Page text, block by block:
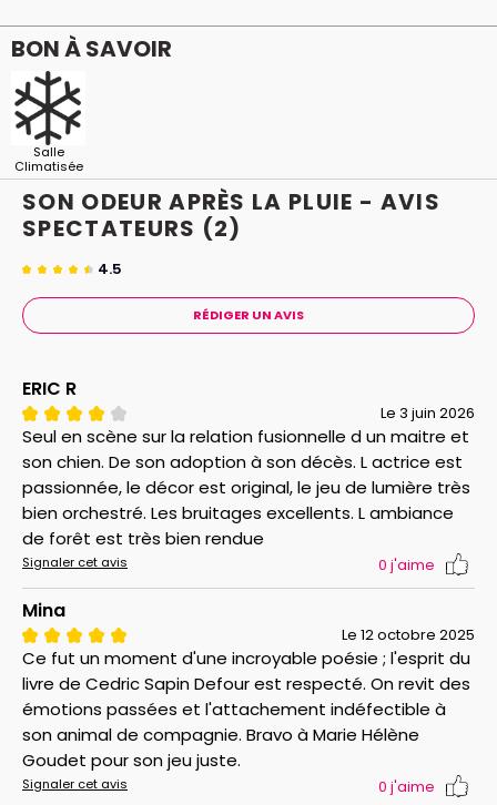
BON À SAVOIR
Salle
Climatisée
SON ODEUR APRÈS LA PLUIE - AVIS
SPECTATEURS (2)
4.5
RÉDIGER UN AVIS
ERIC R
Le 3 juin 2026
Seul en scène sur la relation fusionnelle d un maitre et
son chien. De son adoption à son décès. L actrice est
passionnée, le décor est original, le jeu de lumière très
bien orchestré. Les bruitages excellents. L ambiance
de forêt est très bien rendue
Signaler cet avis 0 j'aime
Mina
Le 12 octobre 2025
Ce fut un moment d'une incroyable poésie ; l'esprit du
livre de Cedric Sapin Defour est respecté. On revit des
émotions passées et l'attachement indéfectible à
son animal de compagnie. Bravo à Marie Hélène
Goudet pour son jeu juste.
Signaler cet avis 0 j'aime